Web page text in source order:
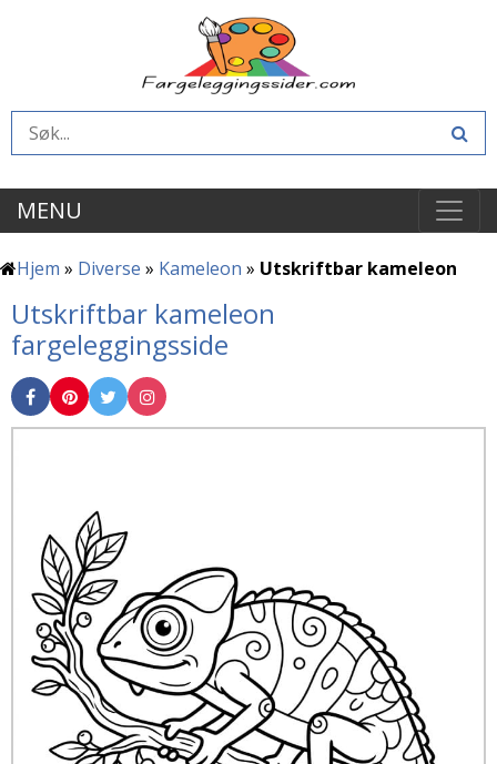
MENU
Hjem » Diverse » Kameleon » Utskriftbar kameleon
Utskriftbar kameleon
fargeleggingsside